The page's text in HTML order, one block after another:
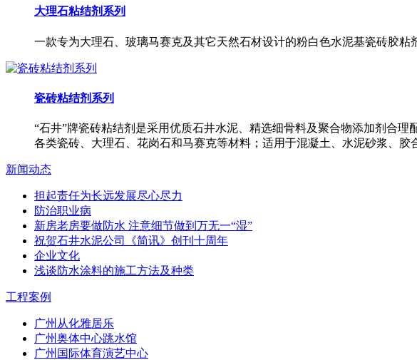
大理石粘结剂系列
一款专为大理石、玻璃马赛克及其它天然石材设计的粉白色水泥基瓷砖胶粘
瓷砖粘结剂系列
“石井”牌瓷砖粘结剂是采用优质石井水泥、精选细骨料及聚合物添加剂合
各类瓷砖、大理石、花岗石和马赛克等材料；适用于混凝土、水泥砂浆、胶
新闻动态
担起责任为长远发展尽心尽力
防治职业病
新房老房要做防水 注意细节做到万无一“湿”
祝贺石井水泥公司《简讯》创刊十周年
企业文化
浅谈防水涂料的施工方法及种类
工程案例
广州从化雅居乐
广州奥体中心跳水馆
广州国际体育演艺中心